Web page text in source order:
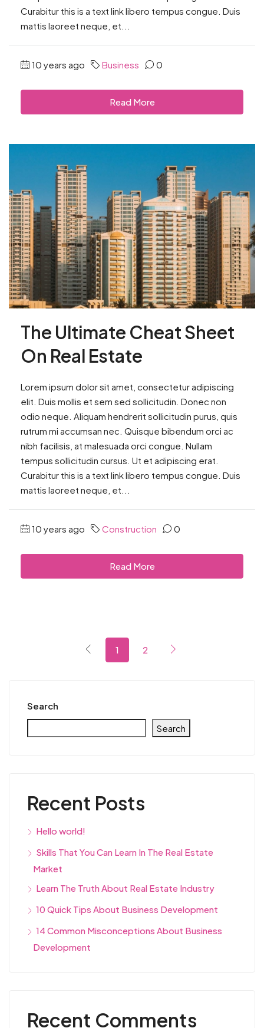
Curabitur this is a text link libero tempus congue. Duis
mattis laoreet neque, et...
10 years ago Business 0
Read More
The Ultimate Cheat Sheet
On Real Estate
Lorem ipsum dolor sit amet, consectetur adipiscing
elit. Duis mollis et sem sed sollicitudin. Donec non
odio neque. Aliquam hendrerit sollicitudin purus, quis
rutrum mi accumsan nec. Quisque bibendum orci ac
nibh facilisis, at malesuada orci congue. Nullam
tempus sollicitudin cursus. Ut et adipiscing erat.
Curabitur this is a text link libero tempus congue. Duis
mattis laoreet neque, et...
10 years ago Construction 0
Read More
1 2
Search
Search
Recent Posts
Hello world!
Skills That You Can Learn In The Real Estate
Market
Learn The Truth About Real Estate Industry
10 Quick Tips About Business Development
14 Common Misconceptions About Business
Development
Recent Comments